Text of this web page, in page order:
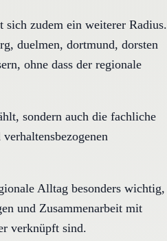
zudem ein weiterer Radius.
duelmen, dortmund, dorsten
ohne dass der regionale
sondern auch die fachliche
Alltag besonders wichtig,
und Zusammenarbeit mit
verknüpft sind.